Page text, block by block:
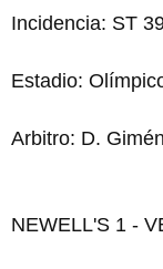
Incidencia: ST
Estadio:
Arbitro: D.
NEWELL'S 1 -